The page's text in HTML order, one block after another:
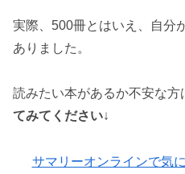
実際、500冊とはいえ、自分
ありました。
読みたい本があるか不安な方
てみてください↓
サマリーオンラインで気